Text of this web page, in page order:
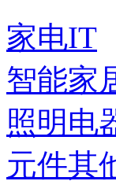
家电IT
智能家
照明电
元件其